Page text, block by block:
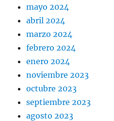
mayo 2024
abril 2024
marzo 2024
febrero 2024
enero 2024
noviembre 2023
octubre 2023
septiembre 2023
agosto 2023